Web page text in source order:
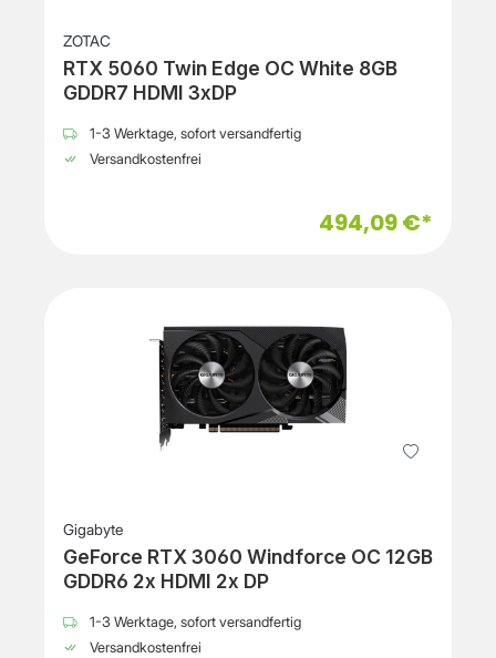
ZOTAC
RTX 5060 Twin Edge OC White 8GB
GDDR7 HDMI 3xDP
1-3 Werktage, sofort versandfertig
Versandkostenfrei
494,09 €*
Gigabyte
GeForce RTX 3060 Windforce OC 12GB
GDDR6 2x HDMI 2x DP
1-3 Werktage, sofort versandfertig
Versandkostenfrei